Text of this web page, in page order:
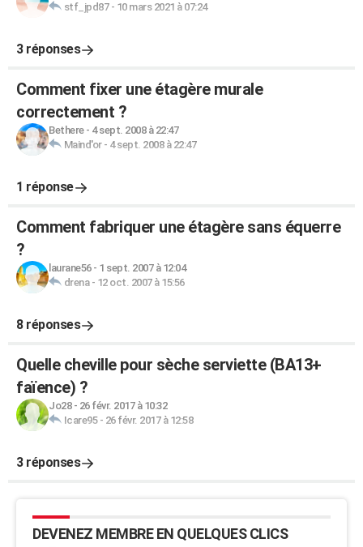
stf_jpd87- 10 mars 2021 à 07:24
3 réponses
Comment fixer une étagère murale
correctement ?
Bethere- 4 sept. 2008 à 22:47
Maind'or- 4 sept. 2008 à 22:47
1 réponse
Comment fabriquer une étagère sans équerre
?
laurane56- 1 sept. 2007 à 12:04
drena- 12 oct. 2007 à 15:56
8 réponses
Quelle cheville pour sèche serviette (BA13+
faïence) ?
Jo28- 26 févr. 2017 à 10:32
Icare95- 26 févr. 2017 à 12:58
3 réponses
DEVENEZ MEMBRE EN QUELQUES CLICS